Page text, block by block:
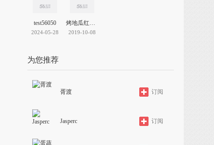
test56050
2024-05-28
烤地瓜红薯机
2019-10-08
为您推荐
胥渡 订阅
Jasperc 订阅